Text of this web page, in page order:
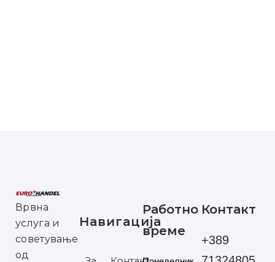
Врвна
услуга и
советување
од
Навигација
Работно
време
Контакт
+389